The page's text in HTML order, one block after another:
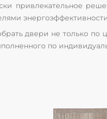
привлекательное
двери не только
по